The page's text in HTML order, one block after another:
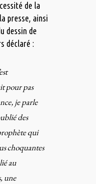
de la
presse, ainsi
dessin de
déclaré :
pour pas
je parle
des
qui
choquantes
au
une